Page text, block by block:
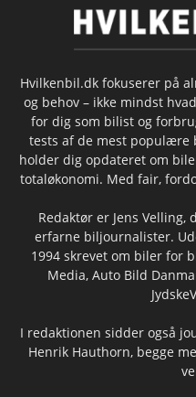
Hvilkenbil.dk fokuserer på
og behov – ikke mindst
for dig som bilist og
tests af de mest populære
holder dig opdateret om
totaløkonomi. Med fair,
Redaktør er Jens
erfarne biljournalister.
1994 skrevet om biler for
Media, Auto Bild
I redaktionen sidder også
Henrik Hauthorn, begge